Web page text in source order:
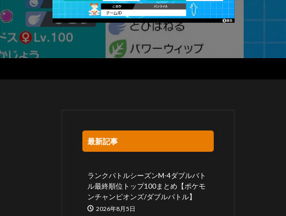
最新記事
ランクバトルシーズンM-4ダブルバト
ル最終順位トップ100まとめ【ポケモ
ンチャンピオンズ/ダブルバトル】
2026年8月5日